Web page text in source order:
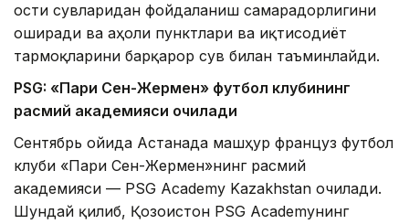
ости сувларидан фойдаланиш самарадорлигини
оширади ва аҳоли пунктлари ва иқтисодиёт
тармоқларини барқарор сув билан таъминлайди.
PSG: «Пари Сен-Жермен» футбол клубининг
расмий академияси очилади
Сентябрь ойида Астанада машҳур француз футбол
клуби «Пари Сен-Жермен»нинг расмий
академияси — PSG Academy Kazakhstan очилади.
Шундай қилиб, Қозоғистон PSG Academyнинг